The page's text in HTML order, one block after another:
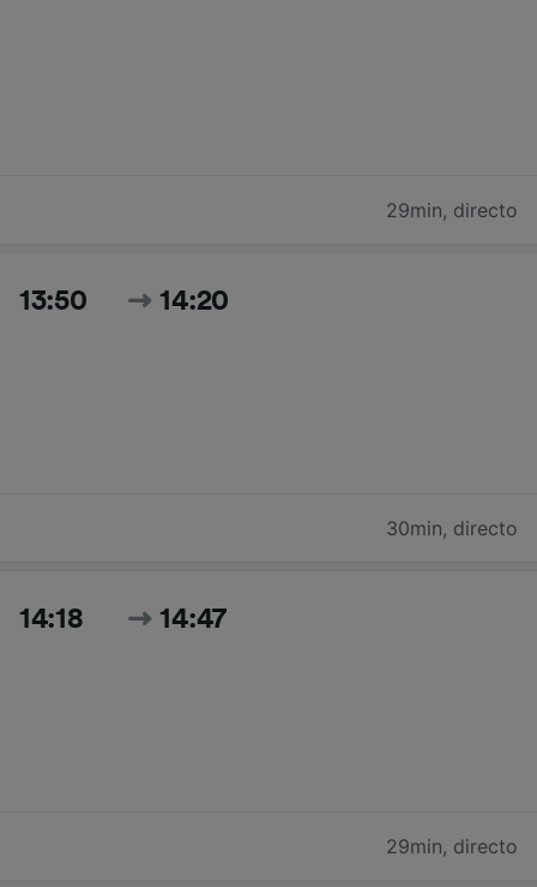
29min, directo
13:50 14:20
30min, directo
14:18 14:47
29min, directo